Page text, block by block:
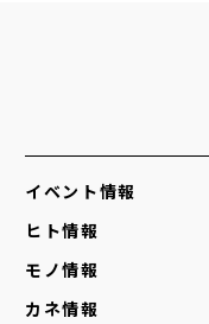
イベント情報
ヒト情報
モノ情報
カネ情報